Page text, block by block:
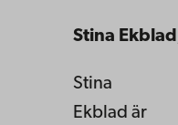
Stina
Stina
Ekblad är